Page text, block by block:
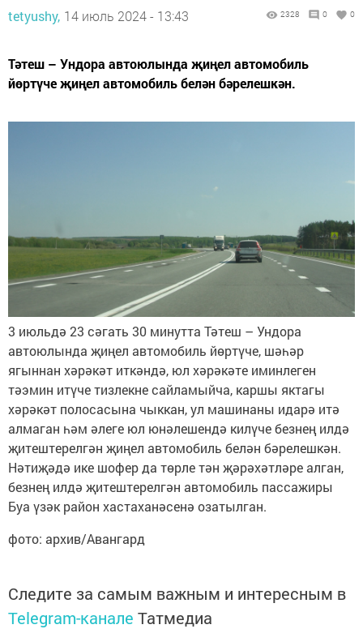
tetyushy, 14 июль 2024 - 13:43 2328 0 0
Тәтеш – Ундора автоюлында җиңел автомобиль
йөртүче җиңел автомобиль белән бәрелешкән.
3 июльдә 23 сәгать 30 минутта Тәтеш – Ундора
автоюлында җиңел автомобиль йөртүче, шәһәр
ягыннан хәрәкәт иткәндә, юл хәрәкәте иминлеген
тәэмин итүче тизлекне сайламыйча, каршы яктагы
хәрәкәт полосасына чыккан, ул машинаны идарә итә
алмаган һәм әлеге юл юнәлешендә килүче безнең илдә
җитештерелгән җиңел автомобиль белән бәрелешкән.
Нәтиҗәдә ике шофер да төрле тән җәрә­хәтләре алган,
безнең илдә җитештерелгән автомобиль пассажиры
Буа үзәк район хастаханәсенә озатылган.
фото: архив/Авангард
Следите за самым важным и интересным в
Telegram-канале Татмедиа